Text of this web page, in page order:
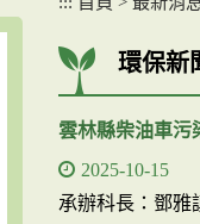
環保新
雲林縣柴油車污
2025-10-15
承辦科長：鄧雅